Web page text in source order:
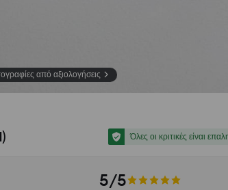
από αξιολογήσεις
) Όλες οι κριτικές είναι
5/5